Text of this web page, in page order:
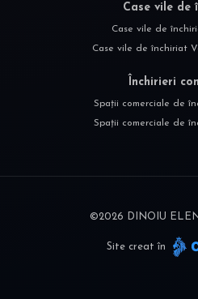
Case vile de
Case vile de
Case vile de închiriat
Închirieri
Spații comerciale de
Spații comerciale de
©2026 DINOIU
Site creat în